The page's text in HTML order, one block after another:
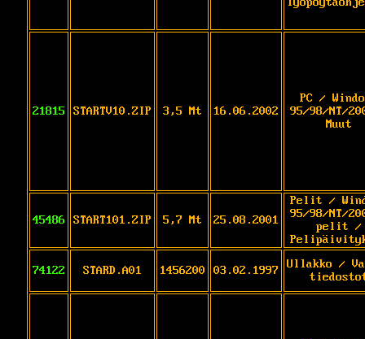
21815 STARTV10.ZIP 3,5 Mt 16.06.2002
PC /
95/98/NT/
Muut
45486 START101.ZIP 5,7 Mt 25.08.2001
Pelit /
95/98/NT/
pelit /
74122 STARD.A01 1456200 03.02.1997
Ullakko /